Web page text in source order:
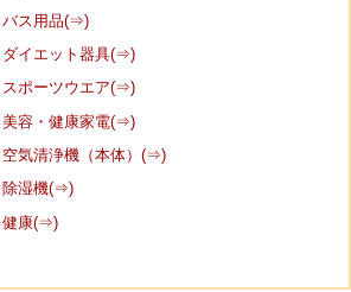
バス用品(⇒)
ダイエット器具(⇒)
スポーツウエア(⇒)
美容・健康家電(⇒)
空気清浄機（本体）(⇒)
除湿機(⇒)
健康(⇒)